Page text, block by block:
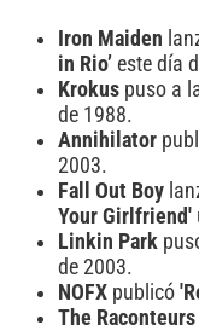
Iron Maiden
in Rio’ este día
Krokus puso a
de 1988.
Annihilator
2003.
Fall Out Boy
Your Girlfriend'
Linkin Park
de 2003.
NOFX publicó
The Raconteurs